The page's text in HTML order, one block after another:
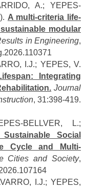
A.; YEPES-
A multi-criteria life-
modular
in Engineering,
I.J.; YEPES, V.
Integrating
Journal
, 31:398-419.
BELLVER, L.;
Sustainable Social
Cycle and Multi-
Cities and Society,
I.J.; YEPES,